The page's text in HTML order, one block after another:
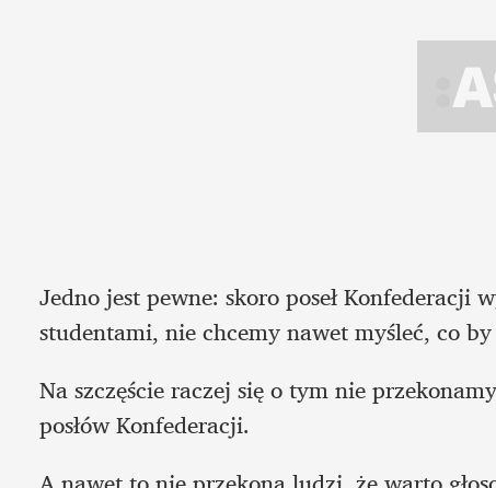
Jedno jest pewne: skoro poseł Konfederacji
studentami, nie chcemy nawet myśleć, co
Na szczęście raczej się o tym nie
posłów Konfederacji.